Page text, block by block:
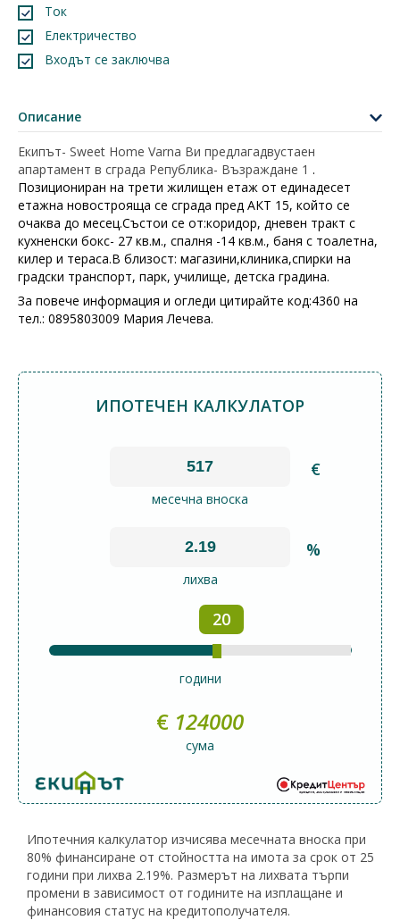
Ток
Електричество
Входът се заключва
Описание
Екипът- Sweet Home Varna Ви предлагадвустаен
апартамент в сграда Република- Възраждане 1 .
Позициониран на трети жилищен етаж от единадесет
етажна новострояща се сграда пред АКТ 15, който се
очаква до месец.Състои се от:коридор, дневен тракт с
кухненски бокс- 27 кв.м., спалня -14 кв.м., баня с тоалетна,
килер и тераса.В близост: магазини,клиника,спирки на
градски транспорт, парк, училище, детска градина.
За повече информация и огледи цитирайте код:4360 на
тел.: 0895803009 Мария Лечева.
ИПОТЕЧЕН КАЛКУЛАТОР
€
месечна вноска
%
лихва
20
години
€ 124000
сума
Ипотечния калкулатор изчисява месечната вноска при
80% финансиране от стойността на имота за срок от 25
години при лихва 2.19%. Размерът на лихвата търпи
промени в зависимост от годините на изплащане и
финансовия статус на кредитополучателя.